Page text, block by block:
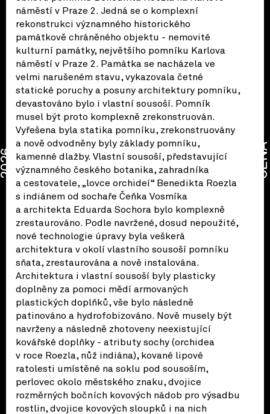
náměstí v Praze 2. Jedná se o komplexní
rekonstrukci významného historického
památkově chráněného objektu - nemovité
kulturní památky, největšího pomníku Karlova
náměstí v Praze 2. Památka se nacházela ve
velmi narušeném stavu, vykazovala četné
statické poruchy a posuny architektury pomníku,
devastováno bylo i vlastní sousoší. Pomník
musel být proto komplexně zrekonstruován.
Vyřešena byla statika pomníku, zrekonstruovány
a nově odvodněny byly základy pomníku,
kamenné dlažby. Vlastní sousoší, představující
významného českého botanika, zahradníka
a cestovatele, „lovce orchideí“ Benedikta Roezla
s indiánem od sochaře Čeňka Vosmíka
a architekta Eduarda Sochora bylo komplexně
zrestaurováno. Podle navržené, dosud nepoužité,
nové technologie úpravy byla veškerá
architektura v okolí vlastního sousoší pomníku
sňata, zrestaurována a nově instalována.
Architektura i vlastní sousoší byly plasticky
doplněny za pomoci mědí armovaných
plastických doplňků, vše bylo následně
patinováno a hydrofobizováno. Nově musely být
navrženy a následně zhotoveny neexistující
kovářské doplňky - atributy sochy (orchidea
v roce Roezla, nůž indiána), kované lipové
ratolesti umístěné na soklu pod sousoším,
perlovec okolo městského znaku, dvojice
rozměrných bočních kovových nádob pro výsadbu
rostlin, dvojice kovových sloupků i na nich
2026 CENA